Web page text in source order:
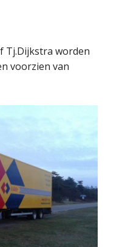
Tj.Dijkstra worden
voorzien van